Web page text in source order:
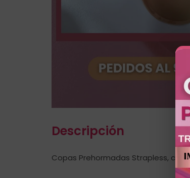
Descripción
Copas Prehormadas Strapless, con